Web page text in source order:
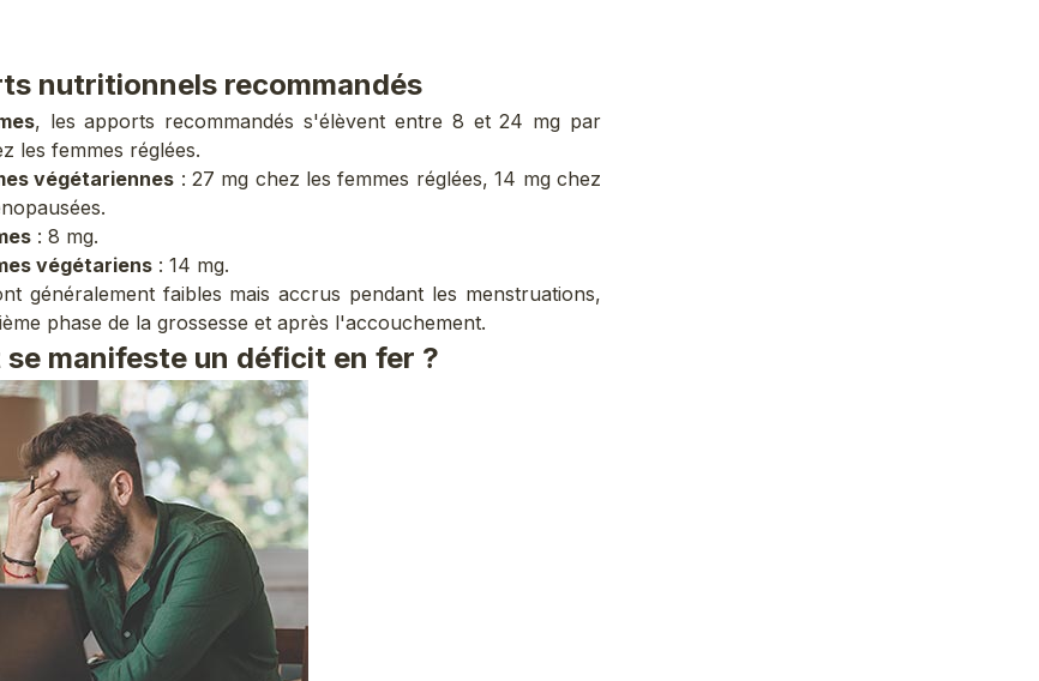
nutritionnels recommandés
, les apports recommandés s'élèvent entre 8 et 24 mg par
les femmes réglées.
végétariennes : 27 mg chez les femmes réglées, 14 mg chez
: 8 mg.
végétariens : 14 mg.
généralement faibles mais accrus pendant les menstruations,
phase de la grossesse et après l'accouchement.
se manifeste un déficit en fer ?